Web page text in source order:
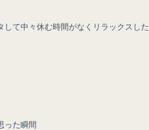
して中々休む時間がなくリラックスした
った瞬間